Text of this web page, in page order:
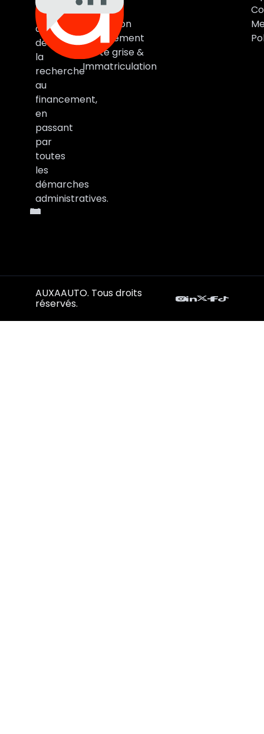
vous
accompagne
de
la
recherche
au
financement,
en
passant
par
toutes
les
démarches
administratives.
Marques
Estimation
Financement
Carte grise &
Immatriculation
AUXAAUTO. Tous droits
réservés.